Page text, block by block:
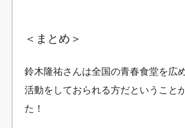
＜まとめ＞
鈴木隆祐さんは全国の青春食堂を広
活動をしておられる方だということ
た！